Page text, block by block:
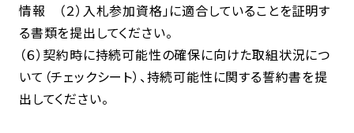
情報 （２）入札参加資格」に適合していることを証明す
る書類を提出してください。
（６）契約時に持続可能性の確保に向けた取組状況につ
いて（チェックシート）、持続可能性に関する誓約書を提
出してください。